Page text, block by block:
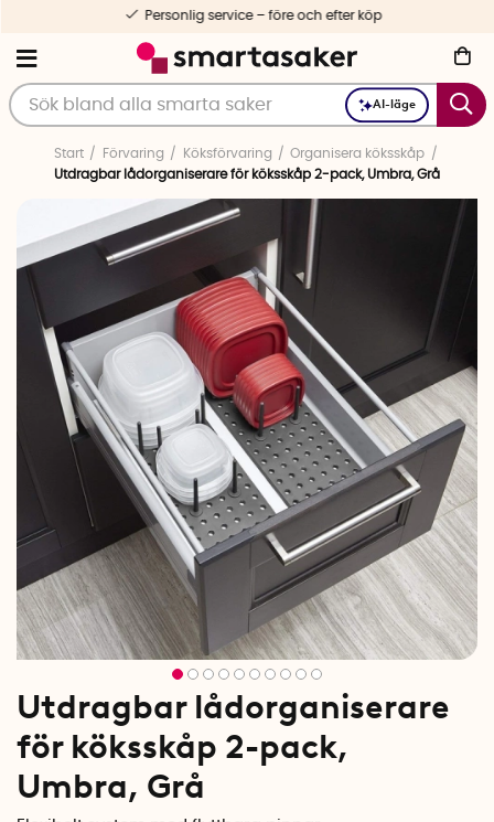
AI-läge
Personlig service – före och efter köp
Start Förvaring Köksförvaring
Organisera köksskåp
Utdragbar lådorganiserare för köksskåp 2-pack, Umbra, Grå
Utdragbar lådorganiserare
för köksskåp 2-pack,
Umbra, Grå